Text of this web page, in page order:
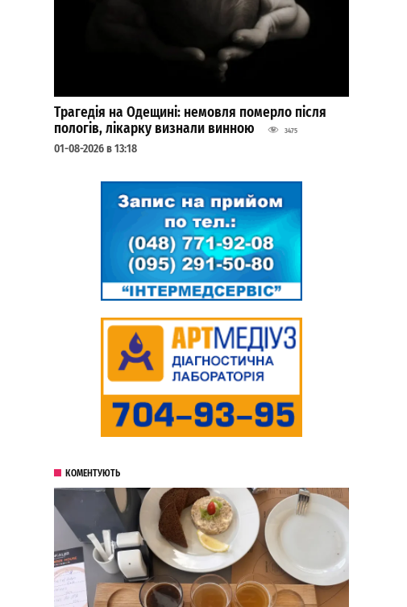
Трагедія на Одещині: немовля померло після
пологів, лікарку визнали винною
3475
01-08-2026 в 13:18
КОМЕНТУЮТЬ